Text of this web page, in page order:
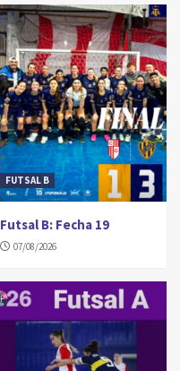
FUTSAL B
Futsal B: Fecha 19
07/08/2026